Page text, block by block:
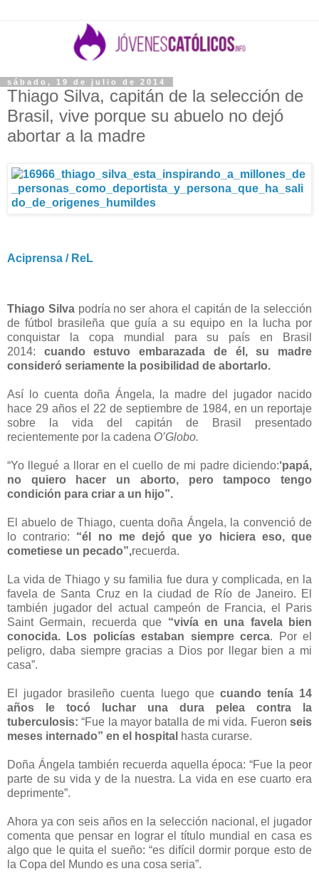
sábado, 19 de julio de 2014
Thiago Silva, capitán de la selección de
Brasil, vive porque su abuelo no dejó
abortar a la madre
Aciprensa / ReL
Thiago Silvapodría no ser ahora el capitán de la selección
de fútbol brasileña que guía a su equipo en la lucha por
conquistar la copa mundial para su país en Brasil
2014: cuando estuvo embarazada de él, su madre
consideró seriamente la posibilidad de abortarlo.
Así lo cuenta doña Ángela, la madre del jugador nacido
hace 29 años el 22 de septiembre de 1984, en un reportaje
sobre la vida del capitán de Brasil presentado
recientemente por la cadena O’Globo.
“Yo llegué a llorar en el cuello de mi padre diciendo:‘papá,
no quiero hacer un aborto, pero tampoco tengo
condición para criar a un hijo”.
El abuelo de Thiago, cuenta doña Ángela, la convenció de
lo contrario: “él no me dejó que yo hiciera eso, que
cometiese un pecado”,recuerda.
La vida de Thiago y su familia fue dura y complicada, en la
favela de Santa Cruz en la ciudad de Río de Janeiro. El
también jugador del actual campeón de Francia, el Paris
Saint Germain, recuerda que “vivía en una favela bien
conocida. Los policías estaban siempre cerca. Por el
peligro, daba siempre gracias a Dios por llegar bien a mi
casa”.
El jugador brasileño cuenta luego que cuando tenía 14
años le tocó luchar una dura pelea contra la
tuberculosis: “Fue la mayor batalla de mi vida. Fueron seis
meses internado” en el hospital hasta curarse.
Doña Ángela también recuerda aquella época: “Fue la peor
parte de su vida y de la nuestra. La vida en ese cuarto era
deprimente”.
Ahora ya con seis años en la selección nacional, el jugador
comenta que pensar en lograr el título mundial en casa es
algo que le quita el sueño: “es difícil dormir porque esto de
la Copa del Mundo es una cosa seria”.